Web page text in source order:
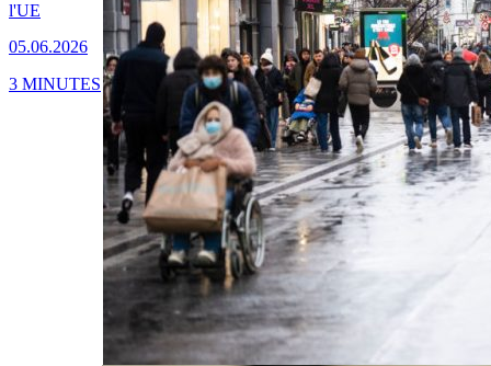
l'UE
05.06.2026
3 MINUTES